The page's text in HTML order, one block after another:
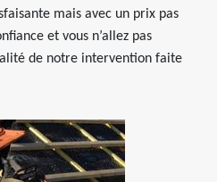
mais avec un prix pas
et vous n’allez pas
de notre intervention faite